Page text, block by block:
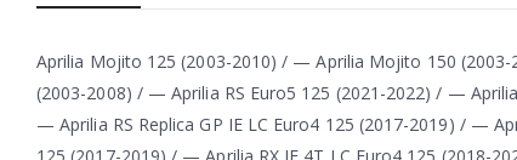
Aprilia Mojito 125 (2003-2010) / — Aprilia Mojito 150
(2003-2008) / — Aprilia RS Euro5 125 (2021-2022) / —
— Aprilia RS Replica GP IE LC Euro4 125 (2017-2019) / —